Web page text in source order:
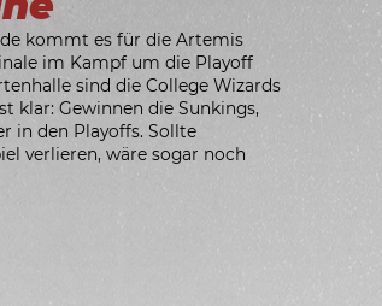
kommt es für die Artemis
im Kampf um die Playoff
sind die College Wizards
klar: Gewinnen die Sunkings,
in den Playoffs. Sollte
verlieren, wäre sogar noch